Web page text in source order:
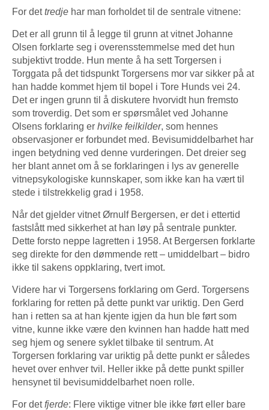
For dettredje har man forholdet til de sentrale vitnene:
Det er all grunn til å legge til grunn at vitnet Johanne
Olsen forklarte seg i overensstemmelse med det hun
subjektivt trodde. Hun mente å ha sett Torgersen i
Torggata på det tidspunkt Torgersens mor var sikker på at
han hadde kommet hjem til bopel i Tore Hunds vei 24.
Det er ingen grunn til å diskutere hvorvidt hun fremsto
som troverdig. Det som er spørsmålet ved Johanne
Olsens forklaring er hvilke feilkilder, som hennes
observasjoner er forbundet med. Bevisumiddelbarhet har
ingen betydning ved denne vurderingen. Det dreier seg
her blant annet om å se forklaringen i lys av generelle
vitnepsykologiske kunnskaper, som ikke kan ha vært til
stede i tilstrekkelig grad i 1958.
Når det gjelder vitnet Ørnulf Bergersen, er det i ettertid
fastslått med sikkerhet at han løy på sentrale punkter.
Dette forsto neppe lagretten i 1958. At Bergersen forklarte
seg direkte for den dømmende rett – umiddelbart – bidro
ikke til sakens oppklaring, tvert imot.
Videre har vi Torgersens forklaring om Gerd. Torgersens
forklaring for retten på dette punkt var uriktig. Den Gerd
han i retten sa at han kjente igjen da hun ble ført som
vitne, kunne ikke være den kvinnen han hadde hatt med
seg hjem og senere syklet tilbake til sentrum. At
Torgersen forklaring var uriktig på dette punkt er således
hevet over enhver tvil. Heller ikke på dette punkt spiller
hensynet til bevis­umiddelbarhet noen rolle.
For detfjerde: Flere viktige vitner ble ikke ført eller bare